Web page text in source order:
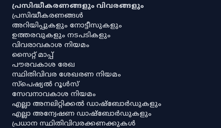
പ്രസിദ്ധീകരണങ്ങളും വിവരങ്ങളും
പ്രസിദ്ധീകരണങ്ങൾ
അറിയിപ്പുകളും നോട്ടീസുകളും
ഉത്തരവുകളും നടപടികളും
വിവരാവകാശ നിയമം
സൈറ്റ് മാപ്പ്
പൗരവകാശ രേഖ
സ്ഥിതിവിവര ശേഖരണ നിയമം
സ്‌പെഷ്യൽ റൂൾസ്
സേവനാവകാശ നിയമം
എല്ലാ അനലിറ്റിക്കൽ ഡാഷ്‌ബോർഡുകളും
എല്ലാ അന്വേഷണ ഡാഷ്‌ബോർഡുകളും
പ്രധാന സ്ഥിതിവിവരക്കണക്കുകൾ